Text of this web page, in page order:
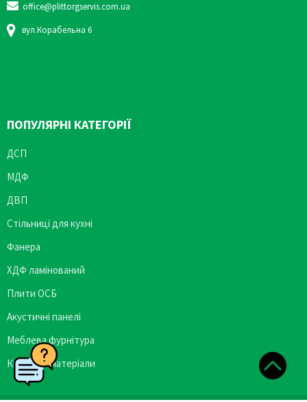
office@plittorgservis.com.ua
вул.Корабельна 6
ПОПУЛЯРНІ КАТЕГОРІЇ
ДСП
МДФ
ДВП
Стільниці для кухні
Фанера
ХДФ ламінований
Плити ОСБ
Акустичні панелі
Меблева фурнітура
Кромкові матеріали